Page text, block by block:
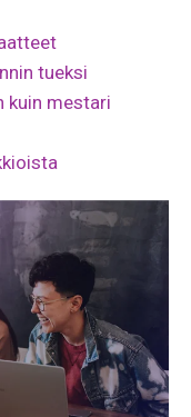
tueksi
kuin mestari